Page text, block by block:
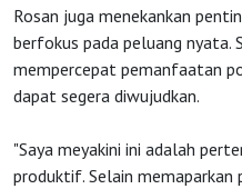
Agenda
Rosan juga menekankan
berfokus pada peluang nyata.
mempercepat pemanfaatan
dapat segera diwujudkan.
"Saya meyakini ini adalah
produktif. Selain memaparkan